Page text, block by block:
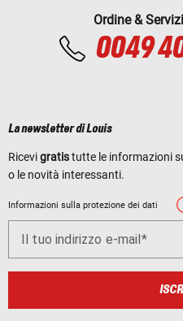
Ordine &
0049
La newsletter di Louis
Ricevigratistutte le informazioni
o le novità interessanti.
Informazioni sulla protezione dei dati
Il tuo indirizzo e-mail